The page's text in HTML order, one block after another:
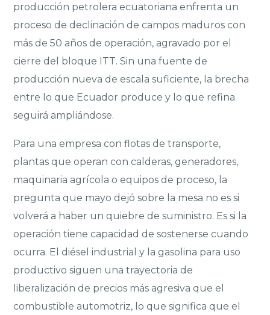
producción petrolera ecuatoriana enfrenta un
proceso de declinación de campos maduros con
más de 50 años de operación, agravado por el
cierre del bloque ITT. Sin una fuente de
producción nueva de escala suficiente, la brecha
entre lo que Ecuador produce y lo que refina
seguirá ampliándose.
Para una empresa con flotas de transporte,
plantas que operan con calderas, generadores,
maquinaria agrícola o equipos de proceso, la
pregunta que mayo dejó sobre la mesa no es si
volverá a haber un quiebre de suministro. Es si la
operación tiene capacidad de sostenerse cuando
ocurra. El diésel industrial y la gasolina para uso
productivo siguen una trayectoria de
liberalización de precios más agresiva que el
combustible automotriz, lo que significa que el